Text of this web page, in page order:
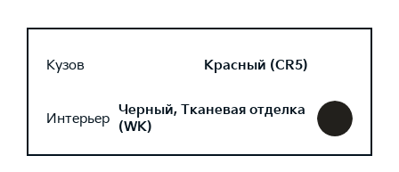
Кузов Красный (CR5)
Интерьер Черный, Тканевая отделка
(WK)